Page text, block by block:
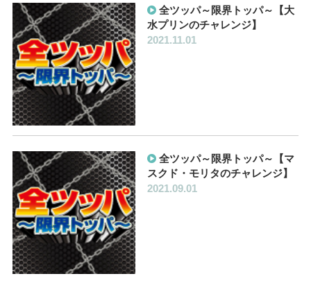
全ツッパ～限界トッパ～【大
水プリンのチャレンジ】
2021.11.01
全ツッパ～限界トッパ～【マ
スクド・モリタのチャレンジ】
2021.09.01